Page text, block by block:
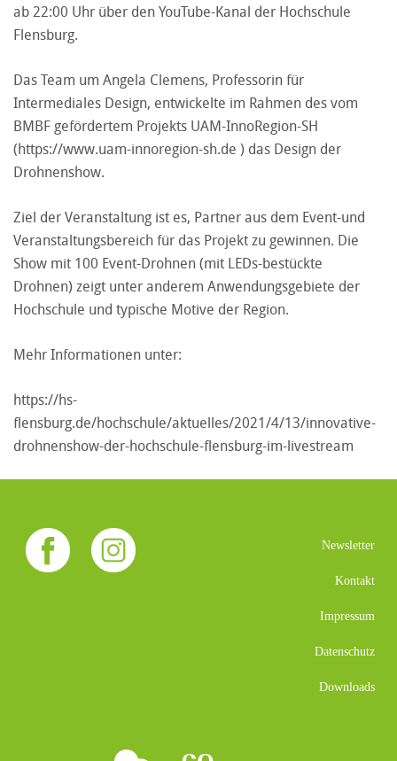
ab 22:00 Uhr über den YouTube-Kanal der Hochschule
Flensburg.
Das Team um Angela Clemens, Professorin für
Intermediales Design, entwickelte im Rahmen des vom
BMBF gefördertem Projekts UAM-InnoRegion-SH
(https://www.uam-innoregion-sh.de ) das Design der
Drohnenshow.
Ziel der Veranstaltung ist es, Partner aus dem Event-und
Veranstaltungsbereich für das Projekt zu gewinnen. Die
Show mit 100 Event-Drohnen (mit LEDs-bestückte
Drohnen) zeigt unter anderem Anwendungsgebiete der
Hochschule und typische Motive der Region.
Mehr Informationen unter:
https://hs-
flensburg.de/hochschule/aktuelles/2021/4/13/innovative-
drohnenshow-der-hochschule-flensburg-im-livestream
Newsletter
Kontakt
Impressum
Datenschutz
Downloads